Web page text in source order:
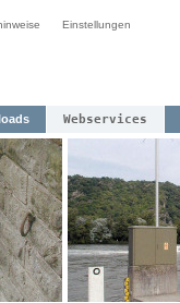
Einstellungen
Webservices